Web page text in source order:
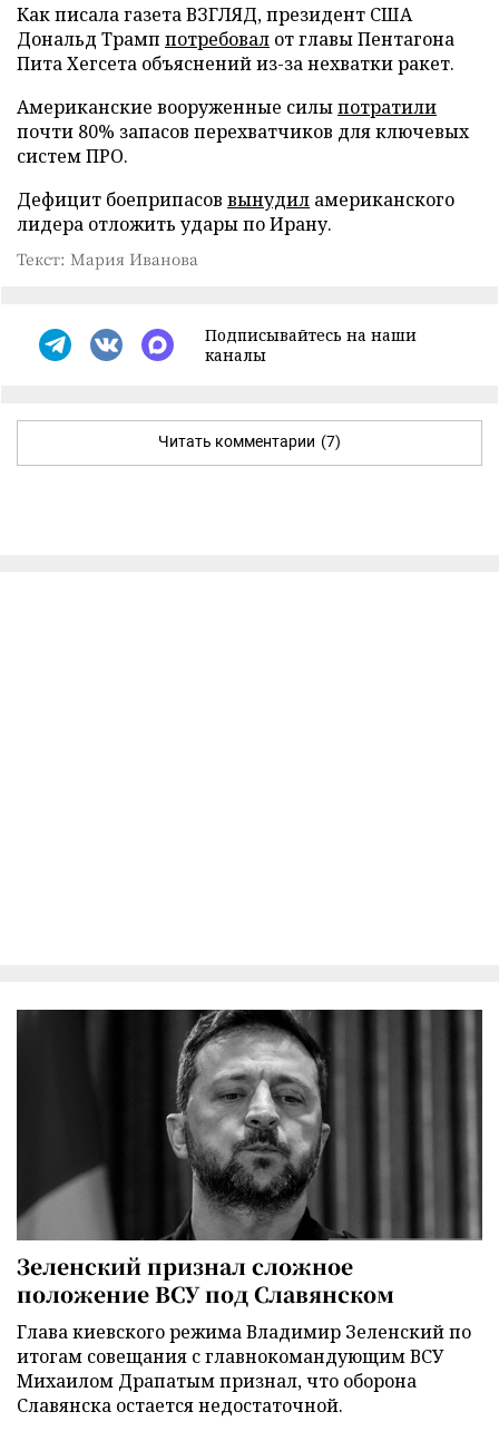
Как писала газета ВЗГЛЯД, президент США
Дональд Трамп потребовал от главы Пентагона
Пита Хегсета объяснений из-за нехватки ракет.
Американские вооруженные силыпотратили
почти 80% запасов перехватчиков для ключевых
систем ПРО.
Дефицит боеприпасов вынудил американского
лидера отложить удары по Ирану.
Текст: Мария Иванова
Подписывайтесь на наши
каналы
Читать комментарии (7)
Зеленский признал сложное
положение ВСУ под Славянском
Глава киевского режима Владимир Зеленский по
итогам совещания с главнокомандующим ВСУ
Михаилом Драпатым признал, что оборона
Славянска остается недостаточной.